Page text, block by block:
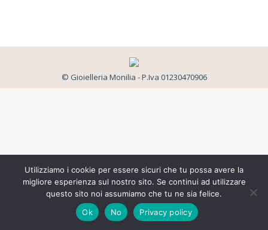
© Gioielleria Monilia - P.Iva 01230470906
Utilizziamo i cookie per essere sicuri che tu possa avere la
migliore esperienza sul nostro sito. Se continui ad utilizzare
questo sito noi assumiamo che tu ne sia felice.
Ok
No Privacy policy